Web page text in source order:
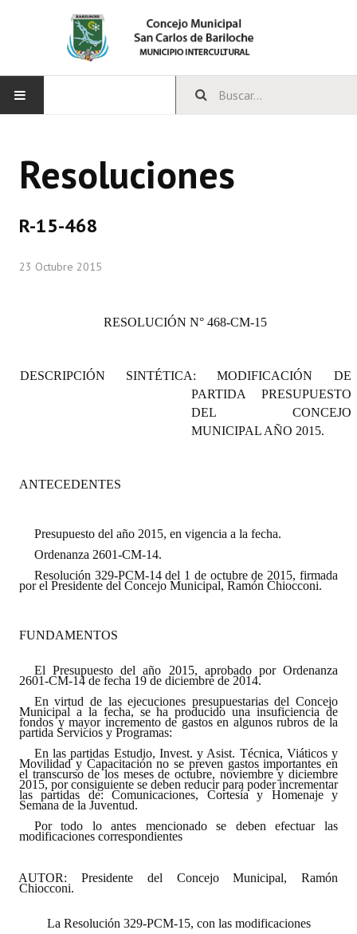
CONCEJO
Programas
Constitución Provincial
Reglamento Interno
Digesto
Informes de Gestión
Proyectos Presentados
Dictámenes Asesoría Letrada
Actas de Sesión
Informes de Unidad Coordinadora
Ejecución Presupuestaria
Actas de Audiencias Públicas
Resoluciones
R-15-468
23 Octubre 2015
RESOLUCIÓN N° 468-CM-15
DESCRIPCIÓN SINTÉTICA:MODIFICACIÓN DE
PARTIDA PRESUPUESTO
DEL CONCEJO
MUNICIPAL AÑO 2015.
ANTECEDENTES
Presupuesto del año 2015, en vigencia a la fecha.
Ordenanza 2601-CM-14.
Resolución 329-PCM-14 del 1 de octubre de 2015, firmada
por el Presidente del Concejo Municipal, Ramón Chiocconi.
FUNDAMENTOS
El Presupuesto del año 2015, aprobado por Ordenanza
2601-CM-14 de fecha 19 de diciembre de 2014.
En virtud de las ejecuciones presupuestarias del Concejo
Municipal a la fecha, se ha producido una insuficiencia de
fondos y mayor incremento de gastos en algunos rubros de la
partida Servicios y Programas:
En las partidas Estudio, Invest. y Asist. Técnica, Viáticos y
Movilidad y Capacitación no se preven gastos importantes en
el transcurso de los meses de octubre, noviembre y diciembre
2015, por consiguiente se deben reducir para poder incrementar
las partidas de: Comunicaciones, Cortesía y Homenaje y
Semana de la Juventud.
Por todo lo antes mencionado se deben efectuar las
modificaciones correspondientes
AUTOR: Presidente del Concejo Municipal, Ramón
Chiocconi.
La Resolución 329-PCM-15, con las modificaciones